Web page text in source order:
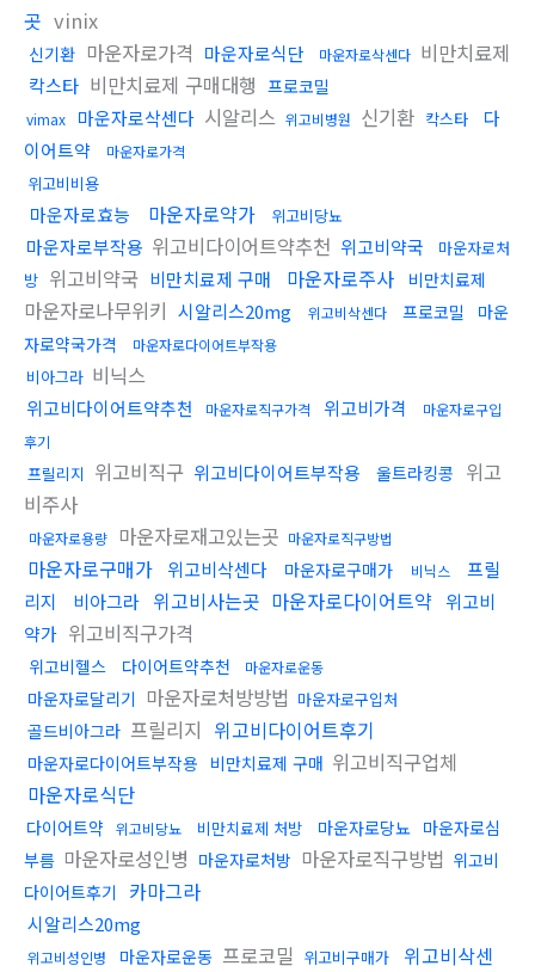
곳 vinix
신기환 마운자로가격 마운자로식단 마운자로삭센다 비만치료제
칵스타 비만치료제 구매대행 프로코밀
vimax 마운자로삭센다 시알리스 위고비병원 신기환 칵스타
다
이어트약
마운자로가격
위고비비용
마운자로효능 마운자로약가 위고비당뇨
마운자로부작용 위고비다이어트약추천 위고비약국
마운자로처
방 위고비약국 비만치료제 구매 마운자로주사 비만치료제
마운자로나무위키 시알리스20mg 위고비삭센다 프로코밀
마운
자로약국가격
마운자로다이어트부작용
비아그라 비닉스
위고비다이어트약추천 마운자로직구가격 위고비가격
마운자로구입
후기
프릴리지 위고비직구 위고비다이어트부작용 울트라킹콩 위고
비주사
마운자로용량 마운자로재고있는곳 마운자로직구방법
마운자로구매가 위고비삭센다 마운자로구매가 비닉스
프릴
리지
비아그라 위고비사는곳 마운자로다이어트약 위고비
약가 위고비직구가격
위고비헬스 다이어트약추천 마운자로운동
마운자로달리기 마운자로처방방법 마운자로구입처
골드비아그라 프릴리지 위고비다이어트후기
마운자로다이어트부작용 비만치료제 구매 위고비직구업체
마운자로식단
다이어트약 위고비당뇨 비만치료제 처방 마운자로당뇨 마운자로심
부름 마운자로성인병 마운자로처방 마운자로직구방법 위고비
다이어트후기
카마그라
시알리스20mg
위고비성인병 마운자로운동 프로코밀 위고비구매가
위고비삭센